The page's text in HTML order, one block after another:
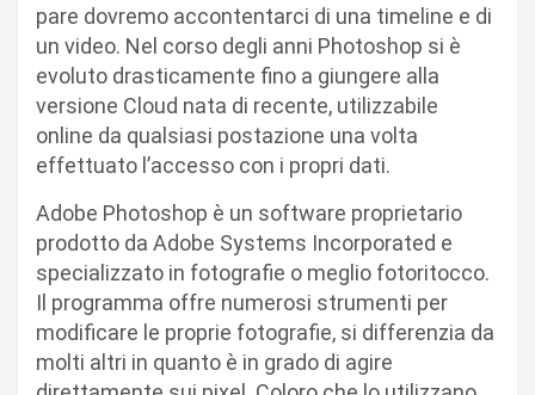
pare dovremo accontentarci di una timeline e di
un video. Nel corso degli anni Photoshop si è
evoluto drasticamente fino a giungere alla
versione Cloud nata di recente, utilizzabile
online da qualsiasi postazione una volta
effettuato l’accesso con i propri dati.
Adobe Photoshop è un software proprietario
prodotto da Adobe Systems Incorporated e
specializzato in fotografie o meglio fotoritocco.
Il programma offre numerosi strumenti per
modificare le proprie fotografie, si differenzia da
molti altri in quanto è in grado di agire